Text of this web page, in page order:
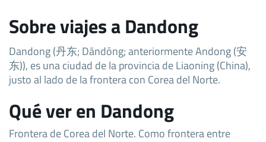
Sobre viajes a Dandong
Dandong (丹东; Dāndōng; anteriormente Andong (安
东)), es una ciudad de la provincia de Liaoning (China),
justo al lado de la frontera con Corea del Norte.
Qué ver en Dandong
Frontera de Corea del Norte. Como frontera entre